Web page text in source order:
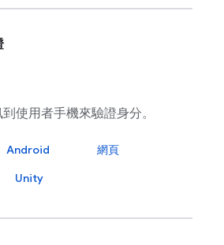
使用者手機來驗證身分。
Android
網頁
Unity